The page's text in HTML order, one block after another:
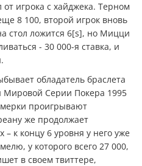
от игрока с хайджека. Терном
8 100, второй игрок вновь
стол ложится 6[s], но Мицци
- 30 000-я ставка, и
обладатель браслета
Мировой Серии Покера 1995
проигрывают
же продолжает
– к концу 6 уровня у него уже
у которого всего 27 000,
в своем твиттере,